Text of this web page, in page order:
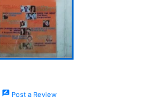
rate_reviewPost a Review